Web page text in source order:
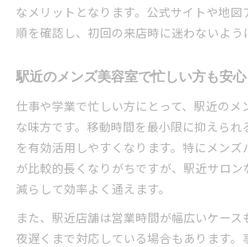
なメリットとなります。公式サイトや地図
順を確認し、初回の来店時に迷わないよう
駅近のメンズ美容室で忙しい方も安心
仕事や学業で忙しい方にとって、駅近のメ
な味方です。移動時間を最小限に抑えられ
を有効活用しやすくなります。特にメンズ
が比較的長くなりがちですが、駅近サロン
減らして効率よく通えます。
また、駅近店舗は営業時間が幅広いケース
夜遅くまで対応している場合もあります。